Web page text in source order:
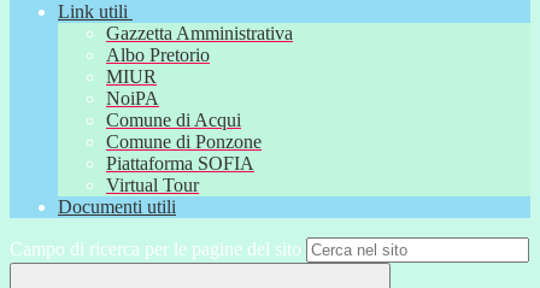
Link utili
Gazzetta Amministrativa
Albo Pretorio
MIUR
NoiPA
Comune di Acqui
Comune di Ponzone
Piattaforma SOFIA
Virtual Tour
Documenti utili
Campo di ricerca per le pagine del sito